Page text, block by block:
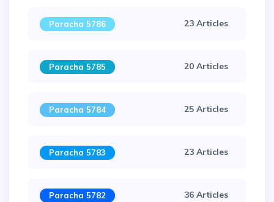
Paracha 5786 23 Articles
Paracha 5785 20 Articles
Paracha 5784 25 Articles
Paracha 5783 23 Articles
Paracha 5782 36 Articles